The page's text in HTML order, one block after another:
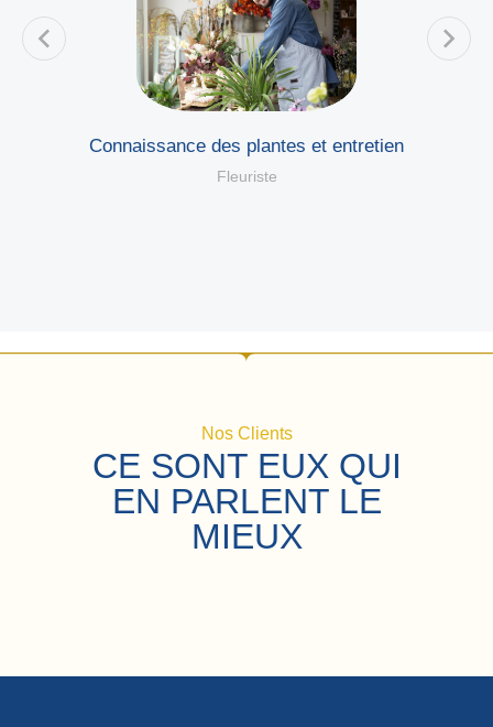
Connaissance des plantes et entretien
Fleuriste
Nos Clients
CE SONT EUX QUI
EN PARLENT LE
MIEUX